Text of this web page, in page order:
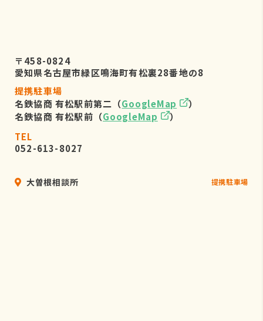
〒458-0824
愛知県名古屋市緑区鳴海町有松裏28番地の8
提携駐車場
名鉄協商 有松駅前第二（GoogleMap
）
名鉄協商 有松駅前（GoogleMap
）
TEL
052-613-8027
大曽根相談所 提携駐車場